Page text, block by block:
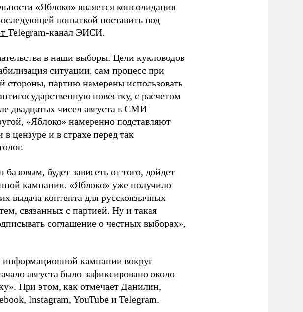
«Яблоко» является консолидация
попыткой поставить под
Telegram-канал ЭИСИ.
в наши выборы. Цели кукловодов
ситуации, сам процесс при
стороны, партию намерены использовать
повестку, с расчетом
двадцатых чисел августа в СМИ
«Яблоко» намеренно подставляют
цензуре и в страхе перед так
будет зависеть от того, дойдет
кампании. «Яблоко» уже получило
выдача контента для русскоязычных
связанных с партией. Ну и такая
соглашение о честных выборах»,
кампании вокруг
августа было зафиксировано около
При этом, как отмечает Данилин,
Instagram, YouTube и Telegram.